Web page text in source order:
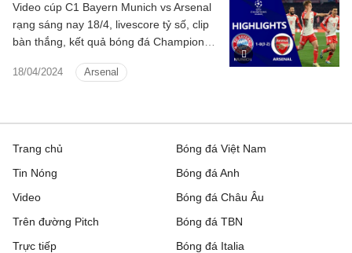
18/04/2024 Arsenal
Video cúp C1 Bayern Munich vs Arsenal
rạng sáng nay 18/4, livescore tỷ số, clip
bàn thắng, kết quả bóng đá Champions
với Arsenal
Trang chủ
Tin Nóng
Video
Trên đường Pitch
Trực tiếp
Bóng đá Việt Nam
Bóng đá Anh
Bóng đá Châu Âu
Bóng đá TBN
Bóng đá Italia